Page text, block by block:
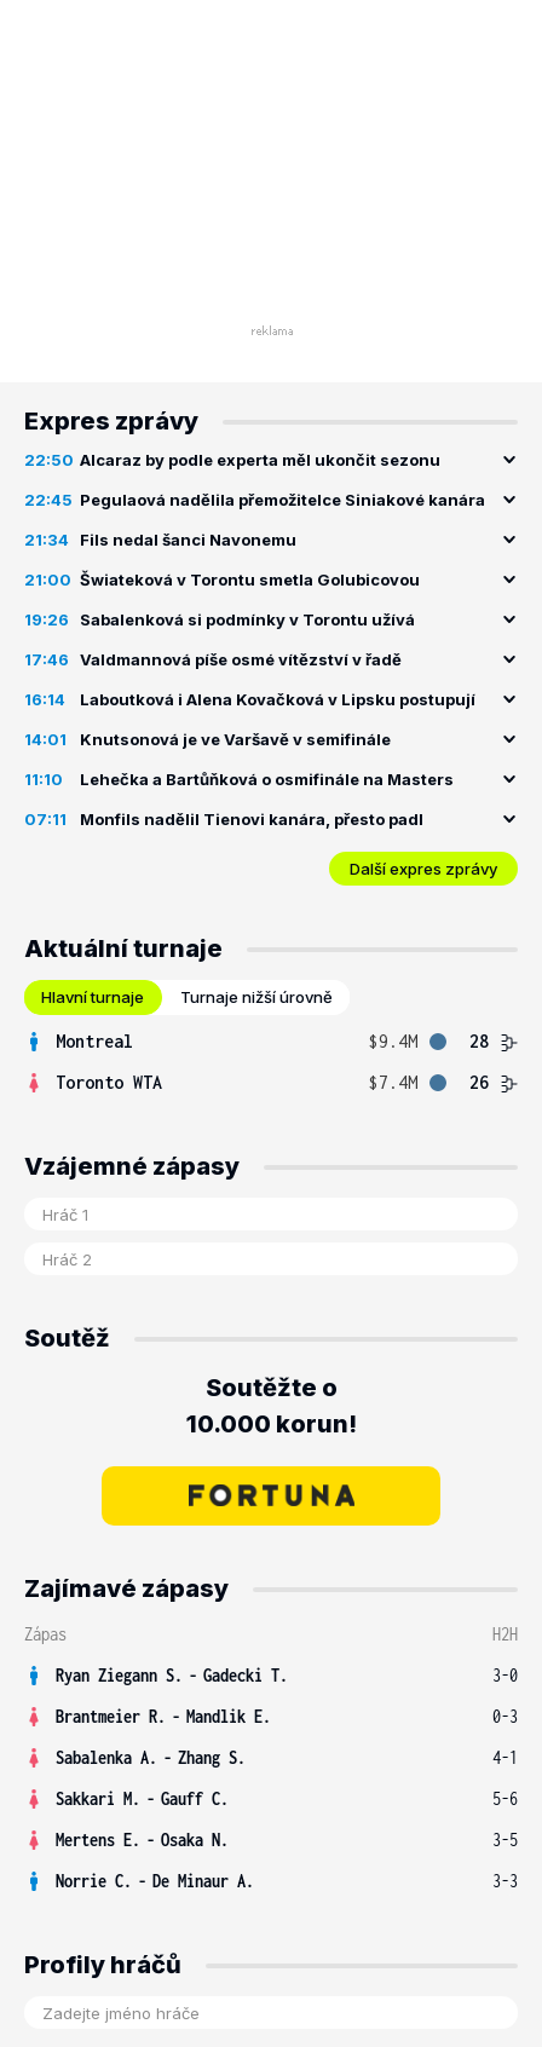
Expres zprávy
22:50 Alcaraz by podle experta měl ukončit sezonu
22:45 Pegulaová nadělila přemožitelce Siniakové kanára
21:34 Fils nedal šanci Navonemu
21:00 Šwiateková v Torontu smetla Golubicovou
19:26 Sabalenková si podmínky v Torontu užívá
17:46 Valdmannová píše osmé vítězství v řadě
16:14 Laboutková i Alena Kovačková v Lipsku postupují
14:01 Knutsonová je ve Varšavě v semifinále
11:10 Lehečka a Bartůňková o osmifinále na Masters
07:11 Monfils nadělil Tienovi kanára, přesto padl
Další expres zprávy
Aktuální turnaje
Hlavní turnaje Turnaje nižší úrovně
Montreal $9.4M
28
Toronto WTA
$7.4M 26
Vzájemné zápasy
Soutěž
Soutěžte o
10.000 korun!
Zajímavé zápasy
Zápas
H2H
Ryan Ziegann S. - Gadecki T.
3-0
Brantmeier R. - Mandlik E.
0-3
Sabalenka A. - Zhang S.
4-1
Sakkari M. - Gauff C.
5-6
Mertens E. - Osaka N.
3-5
Norrie C. - De Minaur A. 3-3
Profily hráčů